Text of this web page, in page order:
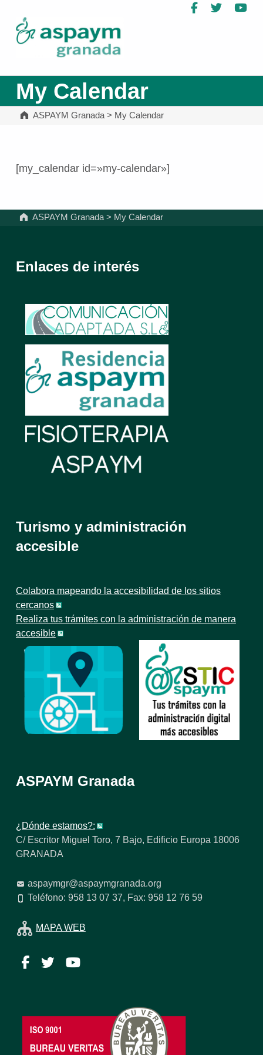
Facebook
Twitter
My Calendar
ASPAYM Granada> My Calendar
[my_calendar id=»my-calendar»]
ASPAYM Granada > My Calendar
Enlaces de interés
Turismo y administración
accesible
Colabora mapeando la accesibilidad de los sitios
cercanos
Realiza tus trámites con la administración de manera
accesible
ASPAYM Granada
¿Dónde estamos?:
C/ Escritor Miguel Toro, 7 Bajo, Edificio Europa 18006
GRANADA
aspaymgr@aspaymgranada.org
Teléfono: 958 13 07 37, Fax: 958 12 76 59
MAPA WEB
Facebook
TwitterYouTube